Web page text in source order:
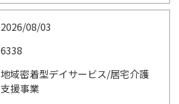
2026/08/03
6338
地域密着型デイサービス/居宅介護
支援事業